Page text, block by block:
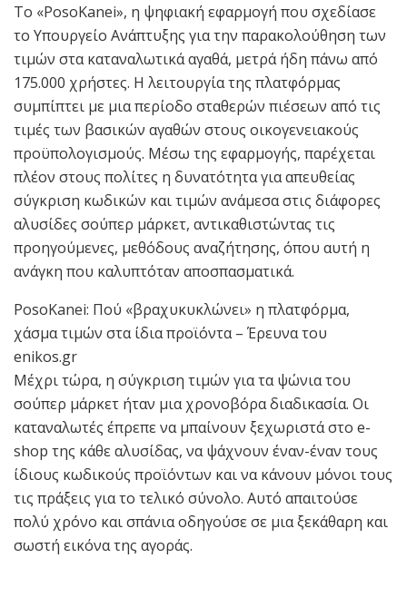
Το «PosoKanei», η ψηφιακή εφαρμογή που σχεδίασε
το Υπουργείο Ανάπτυξης για την παρακολούθηση των
τιμών στα καταναλωτικά αγαθά, μετρά ήδη πάνω από
175.000 χρήστες. Η λειτουργία της πλατφόρμας
συμπίπτει με μια περίοδο σταθερών πιέσεων από τις
τιμές των βασικών αγαθών στους οικογενειακούς
προϋπολογισμούς. Μέσω της εφαρμογής, παρέχεται
πλέον στους πολίτες η δυνατότητα για απευθείας
σύγκριση κωδικών και τιμών ανάμεσα στις διάφορες
αλυσίδες σούπερ μάρκετ, αντικαθιστώντας τις
προηγούμενες, μεθόδους αναζήτησης, όπου αυτή η
ανάγκη που καλυπτόταν αποσπασματικά.
PosoKanei: Πού «βραχυκυκλώνει» η πλατφόρμα,
χάσμα τιμών στα ίδια προϊόντα – Έρευνα του
enikos.gr
Μέχρι τώρα, η σύγκριση τιμών για τα ψώνια του
σούπερ μάρκετ ήταν μια χρονοβόρα διαδικασία. Οι
καταναλωτές έπρεπε να μπαίνουν ξεχωριστά στο e-
shop της κάθε αλυσίδας, να ψάχνουν έναν-έναν τους
ίδιους κωδικούς προϊόντων και να κάνουν μόνοι τους
τις πράξεις για το τελικό σύνολο. Αυτό απαιτούσε
πολύ χρόνο και σπάνια οδηγούσε σε μια ξεκάθαρη και
σωστή εικόνα της αγοράς.